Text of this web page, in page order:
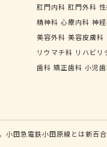
肛門内科 肛門外科
精神科 心療内科 神
美容外科 美容皮膚科
リウマチ科 リハビリ
歯科 矯正歯科 小児
小田急電鉄小田原線とは新百